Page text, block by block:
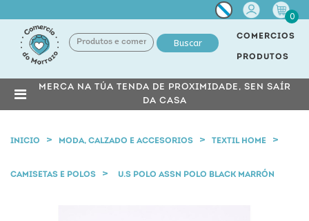
Miña
conta
0
Buscar
COMERCIOS
PRODUTOS
MERCA NA TÚA TENDA DE PROXIMIDADE, SEN SAÍR
DA CASA
INICIO MODA, CALZADO E ACCESORIOS TEXTIL HOME
CAMISETAS E POLOS U.S POLO ASSN POLO BLACK MARRÓN